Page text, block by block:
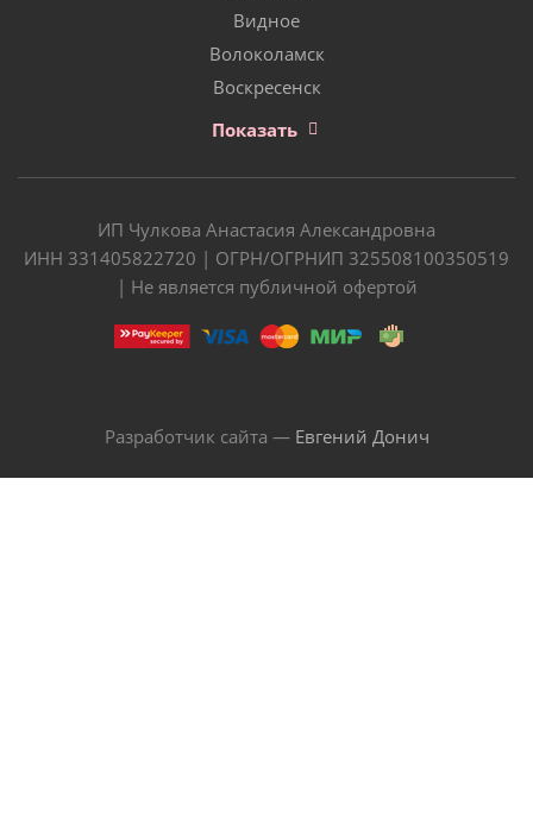
Видное
Волоколамск
Воскресенск
Показать
ИП Чулкова Анастасия Александровна
ИНН 331405822720 | ОГРН/ОГРНИП 325508100350519
| Не является публичной офертой
Разработчик сайта — Евгений Донич